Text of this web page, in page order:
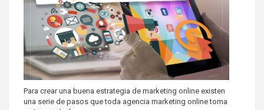
Para crear una buena estrategia de marketing online existen
una serie de pasos que toda agencia marketing online toma